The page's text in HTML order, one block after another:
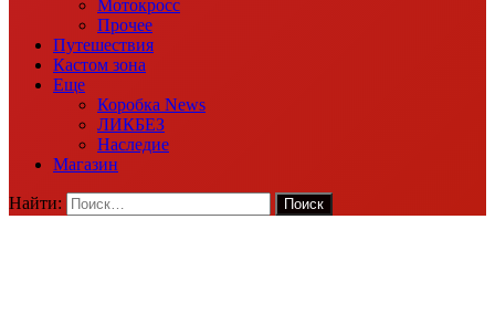
Мотокросс
Прочее
Путешествия
Кастом зона
Еще
Коробка News
ЛИКБЕЗ
Наследие
Магазин
Найти: